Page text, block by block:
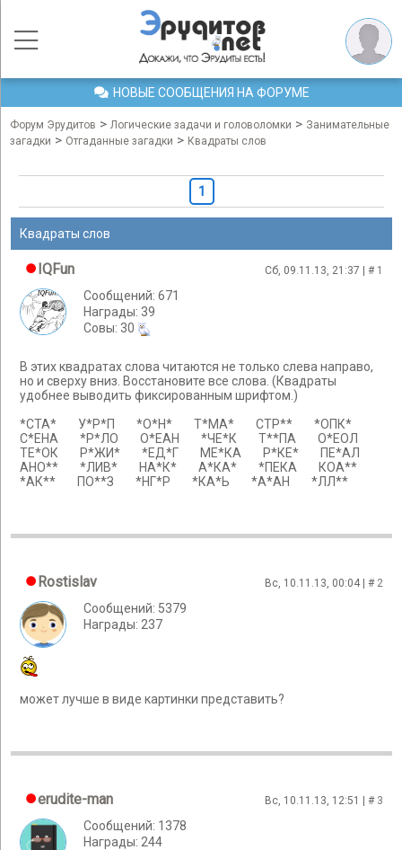
НОВЫЕ СООБЩЕНИЯ НА ФОРУМЕ
Форум Эрудитов > Логические задачи и головоломки > Занимательные
загадки > Отгаданные загадки > Квадраты слов
1
Квадраты слов
IQFun Сб, 09.11.13, 21:37 | # 1
Сообщений: 671
Награды: 39
Cовы: 30
В этих квадратах слова читаются не только слева направо,
но и сверху вниз. Восстановите все слова. (Квадраты
удобнее выводить фиксированным шрифтом.)
*СТА* У*Р*П *О*Н* Т*МА* СТР** *ОПК*
С*ЕНА *Р*ЛО О*ЕАН *ЧЕ*К Т**ПА О*ЕОЛ
ТЕ*ОК Р*ЖИ* *ЕД*Г МЕ*КА Р*КЕ* ПЕ*АЛ
АНО** *ЛИВ* НА*К* А*КА* *ПЕКА КОА**
*АК** ПО**З *НГ*Р *КА*Ь *А*АН *ЛЛ**
Rostislav Вс, 10.11.13, 00:04 | # 2
Сообщений: 5379
Награды: 237
может лучше в виде картинки представить?
erudite-man Вс, 10.11.13, 12:51 | # 3
Сообщений: 1378
Награды: 244